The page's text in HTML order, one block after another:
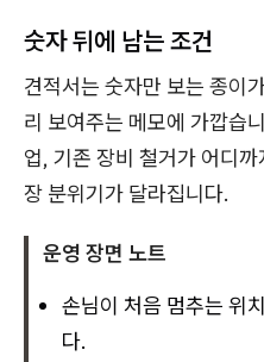
숫자 뒤에 남는 조건
견적서는 숫자만 보는 종이
리 보여주는 메모에 가깝습
업, 기존 장비 철거가 어디
장 분위기가 달라집니다.
운영 장면 노트
손님이 처음 멈추는 위
다.